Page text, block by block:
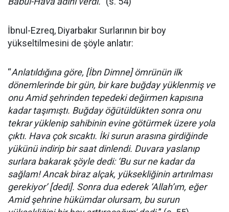
İbnul-Ezreq, Diyarbakır Surlarının bir boy
yükseltilmesini de şöyle anlatır:
“Anlatıldığına göre, [İbn Dimne] ömrünün ilk
dönemlerinde bir gün, bir kare buğday yüklenmiş ve
onu Amid şehrinden tepedeki değirmen kapısına
kadar taşımıştı. Buğday öğütüldükten sonra onu
tekrar yüklenip sahibinin evine götürmek üzere yola
çıktı. Hava çok sıcaktı. İki surun arasına girdiğinde
yükünü indirip bir saat dinlendi. Duvara yaslanıp
surlara bakarak şöyle dedi: ‘Bu sur ne kadar da
sağlam! Ancak biraz alçak, yüksekliğinin artırılması
gerekiyor’ [dedi]. Sonra dua ederek ‘Allah’ım, eğer
Amid şehrine hükümdar olursam, bu surun